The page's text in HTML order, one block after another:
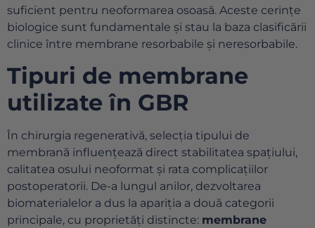
suficient pentru neoformarea osoasă. Aceste cerințe
biologice sunt fundamentale și stau la baza clasificării
clinice între membrane resorbabile și neresorbabile.
Tipuri de membrane
utilizate în GBR
În chirurgia regenerativă, selecția tipului de
membrană influențează direct stabilitatea spațiului,
calitatea osului neoformat și rata complicațiilor
postoperatorii. De-a lungul anilor, dezvoltarea
biomaterialelor a dus la apariția a două categorii
principale, cu proprietăți distincte: membrane